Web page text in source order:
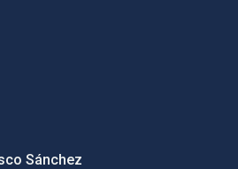
Sánchez